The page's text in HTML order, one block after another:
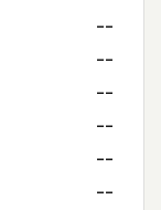
--
--
--
--
--
--